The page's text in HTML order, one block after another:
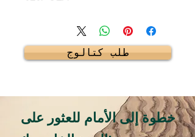
طلب كتالوج
خطوة إلى الأمام للعثور على